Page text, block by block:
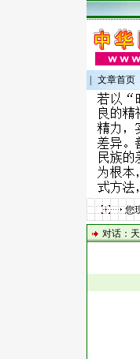
文章首页
您
对话：